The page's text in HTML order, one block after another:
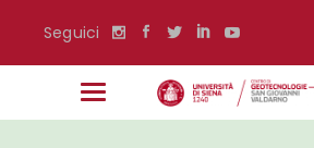
Seguici